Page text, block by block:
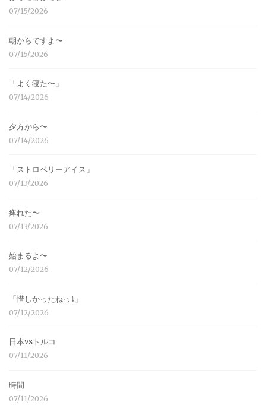
07/15/2026
朝からですよ〜
07/15/2026
「よく寝た〜」
07/14/2026
夕方から〜
07/14/2026
「ストロベリーアイス」
07/13/2026
痺れた〜
07/13/2026
始まるよ〜
07/12/2026
「惜しかったねっ⤵︎」
07/12/2026
日本vsトルコ
07/11/2026
時間
07/11/2026